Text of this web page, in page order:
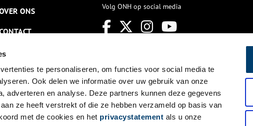
te personaliseren, om functies voor social media te
Ook delen we informatie over uw gebruik van onze
adverteren en analyse. Deze partners kunnen deze gegevens
ze heeft verstrekt of die ze hebben verzameld op basis van
met de cookies en het privacystatement als u onze
ONS Volg ONH op social media